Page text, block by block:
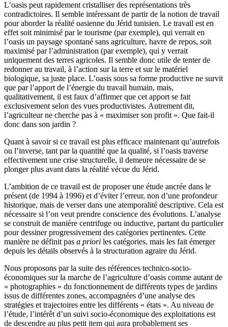
L’oasis peut rapidement cristalliser des représentations très
contradictoires. Il semble intéressant de partir de la notion de travail
pour aborder la réalité oasienne du Jérid tunisien. Le travail est en
effet soit minimisé par le tourisme (par exemple), qui verrait en
l’oasis un paysage spontané sans agriculture, havre de repos, soit
maximisé par l’administration (par exemple), qui y verrait
uniquement des terres agricoles. Il semble donc utile de tenter de
redonner au travail, à l’action sur la terre et sur le matériel
biologique, sa juste place. L’oasis sous sa forme productive ne survit
que par l’apport de l’énergie du travail humain, mais,
qualitativement, il est faux d’affirmer que cet apport se fait
exclusivement selon des vues productivistes. Autrement dit,
l’agriculteur ne cherche pas à « maximiser son profit ». Que fait-il
donc dans son jardin ?
Quant à savoir si ce travail est plus efficace maintenant qu’autrefois
ou l’inverse, tant par la quantité que la qualité, si l’oasis traverse
effectivement une crise structurelle, il demeure nécessaire de se
plonger plus avant dans la réalité vécue du Jérid.
L’ambition de ce travail est de proposer une étude ancrée dans le
présent (de 1994 à 1996) et d’éviter l’erreur, non d’une profondeur
historique, mais de verser dans une atemporalité descriptive. Cela est
nécessaire si l’on veut prendre conscience des évolutions. L’analyse
se construit de manière centrifuge ou inductive, partant du particulier
pour dessiner progressivement des catégories pertinentes. Cette
manière ne définit pas a priori les catégories, mais les fait émerger
depuis les détails observés à la structuration agraire du Jérid.
Nous proposons par la suite des références technico-socio-
économiques sur la marche de l’agriculture d’oasis comme autant de
« photographies » du fonctionnement de différents types de jardins
issus de différentes zones, accompagnées d’une analyse des
stratégies et trajectoires entre les différents « états ». Au niveau de
l’étude, l’intérêt d’un suivi socio-économique des exploitations est
de descendre au plus petit item qui aura probablement ses